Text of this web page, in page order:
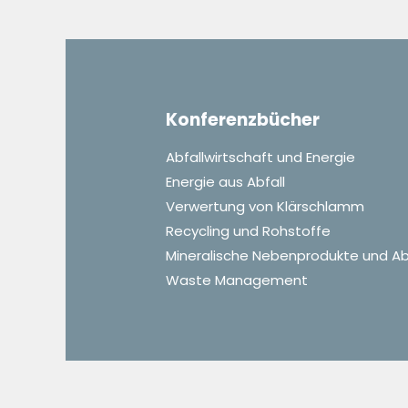
Konferenzbücher
Abfallwirtschaft und Energie
Energie aus Abfall
Verwertung von Klärschlamm
Recycling und Rohstoffe
Mineralische Nebenprodukte und
Waste Management